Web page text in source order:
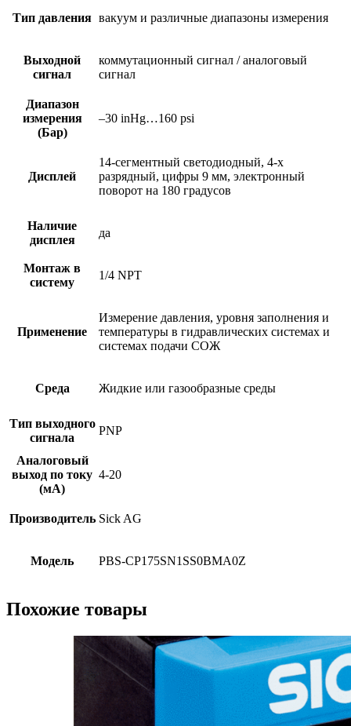
Тип давления вакуум и различные диапазоны измерения
Выходной
сигнал
коммутационный сигнал / аналоговый
сигнал
Диапазон
измерения
(Бар)
–30 inHg…160 psi
Дисплей
14-сегментный светодиодный, 4-х
разрядный, цифры 9 мм, электронный
поворот на 180 градусов
Наличие
дисплея
да
Монтаж в
систему
1/4 NPT
Применение
Измерение давления, уровня заполнения и
температуры в гидравлических системах и
системах подачи СОЖ
Среда Жидкие или газообразные среды
Тип выходного
сигнала
PNP
Аналоговый
выход по току
(мА)
4-20
Производитель Sick AG
Модель PBS-CP175SN1SS0BMA0Z
Похожие товары